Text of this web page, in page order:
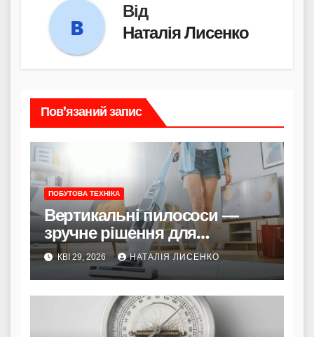
Від
Наталія Лисенко
Пов’язаний запис
ПОБУТОВА ТЕХНІКА
Вертикальні пилососи —
зручне рішення для
швидкого прибирання
КВІ 29, 2026 НАТАЛІЯ ЛИСЕНКО